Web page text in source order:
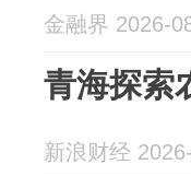
金融界 2026-
青海探索
新浪财经